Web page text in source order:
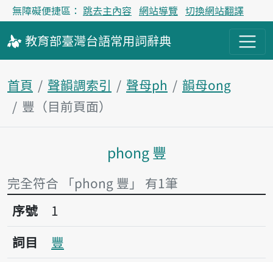
無障礙便捷區： 跳去主內容 網站導覽 切換網站翻譯
教育部臺灣台語常用詞辭典
首頁 聲韻調索引 聲母ph
韻母ong
豐（目前頁面）
主內容區塊
phong 豐
完全符合 「phong 豐」 有1筆
序號1豐
序號
1
詞目
豐